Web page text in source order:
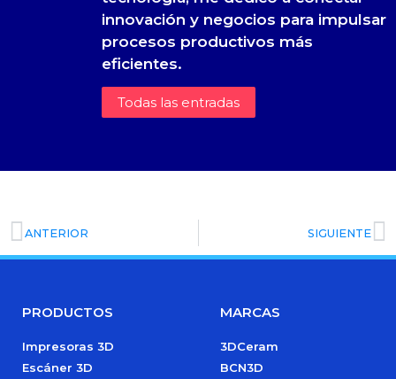
innovación y negocios para impulsar
procesos productivos más
eficientes.
Todas las entradas
ANTERIOR SIGUIENTE
PRODUCTOS
Impresoras 3D
Escáner 3D
MARCAS
3DCeram
BCN3D